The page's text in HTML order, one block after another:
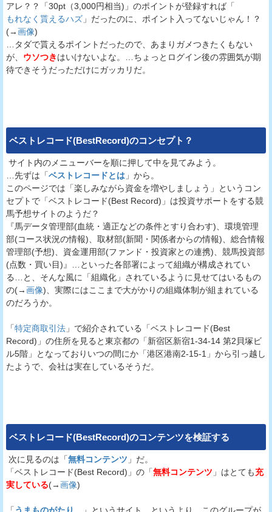
アレ？？「30pt（3,000円相当)」のポイントが登録すれば「
もれなく貰えるハズ 」だったのに、ポイント入ってないじゃん！？
(→画像)
…タダで貰えるポイントだったので、あまりガメつきたくもない
が、 ウソつきはいけないよな。…ちょっとログイン後の雰囲気が期
待できそうだっただけにガッカリだ。
ベストレコード(BestRecord)のコンセプト？
サイト内のメニューバーを順に押して中を見てみよう。
…先ずは「ベストレコードとは 」から。
このページでは「楽しみながら資金を増やしましょう」というコン
セプトで「ベストレコード(Best Record)」は投資サポートをする競
馬予想サイトのようだ？
『馬データ管理部(血統・適正などの条件とすり合わす)、環境管理
部(コース状況の情報)、取材部(新聞・関係者からの情報)、総合情報
管理部(予想)、資金運用部(ファンド・投資家との連携)、競馬投資部
(点数・買い目)』…といった各部署によって組織が構成されてい
る…と、そんな風に「組織化」されているように見せてはいるもの
の(→画像)、実際にはここまで大がかりの組織体制が組まれている
のだろうか。
「特定商取引法 」で紹介されている「ベストレコード(Best
Record)」の住所を見ると東京都の「新宿区新宿1-34-14 第2貝塚ビ
ル5階」となっておりいつの間にか「港区港南2-15-1」から引っ越し
たようで、会社は実在しているそうだ。
ベストレコード(BestRecord)のコンテンツを検証する
次に見るのは「無料コンテンツ 」だ。
「ベストレコード(Best Record)」の「無料コンテンツ 」はとても充
実している(→画像)